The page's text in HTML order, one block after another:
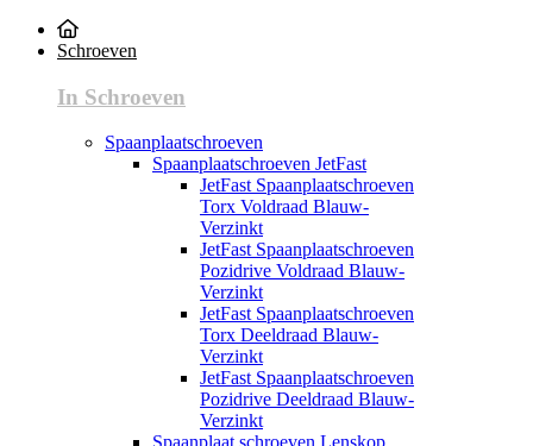
Schroeven
In Schroeven
Spaanplaatschroeven
Spaanplaatschroeven JetFast
JetFast Spaanplaatschroeven
Torx Voldraad Blauw-
Verzinkt
JetFast Spaanplaatschroeven
Pozidrive Voldraad Blauw-
Verzinkt
JetFast Spaanplaatschroeven
Torx Deeldraad Blauw-
Verzinkt
JetFast Spaanplaatschroeven
Pozidrive Deeldraad Blauw-
Verzinkt